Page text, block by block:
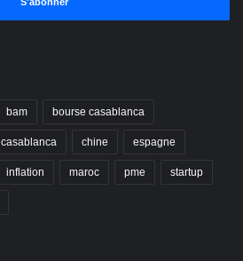
bam bourse casablanca
casablanca chine espagne
inflation maroc pme startup